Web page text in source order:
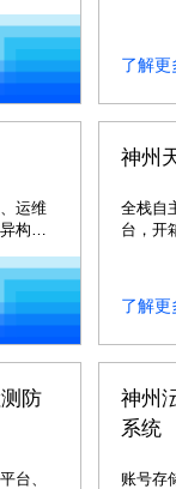
了解更
运维
构异
神州
全栈自
台，开
了解更
防
台、
神州
系统
账号存